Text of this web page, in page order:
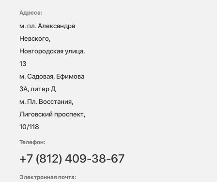
Адреса:
м. пл. Александра
Невского,
Новгородская улица,
13
м. Садовая, Ефимова
3А, литер Д
м. Пл. Восстания,
Лиговский проспект,
10/118
Телефон:
+7 (812) 409-38-67
Электронная почта: